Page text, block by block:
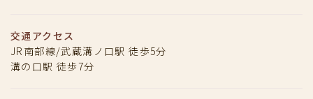
交通アクセス
JR南部線/武蔵溝ノ口駅 徒歩5分
溝の口駅 徒歩7分